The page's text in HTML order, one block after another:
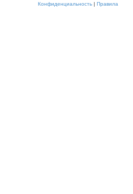
Конфиденциальность | Правила